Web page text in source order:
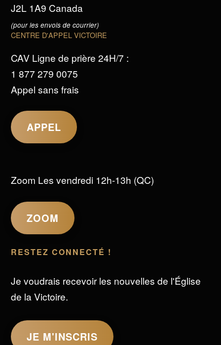
J2L 1A9 Canada
(pour les envois de courrier)
CENTRE D'APPEL VICTOIRE
CAV Ligne de prière 24H/7 :
1 877 279 0075
Appel sans frais
APPEL
Zoom Les vendredi 12h-13h (QC)
ZOOM
RESTEZ CONNECTÉ !
Je voudrais recevoir les nouvelles de l'Église
de la Victoire.
JE M'INSCRIS